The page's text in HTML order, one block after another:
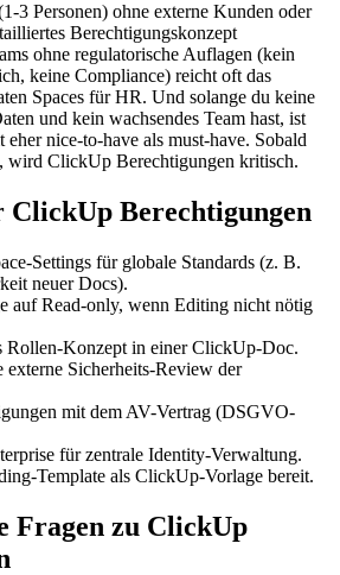
3 Personen) ohne externe Kunden oder
Berechtigungskonzept
ohne regulatorische Auflagen (kein
keine Compliance) reicht oft das
Spaces für HR. Und solange du keine
und kein wachsendes Team hast, ist
nice-to-have als must-have. Sobald
wird ClickUp Berechtigungen kritisch.
Berechtigungen
Settings für globale Standards (z. B.
neuer Docs).
auf Read-only, wenn Editing nicht nötig
Rollen-Konzept in einer ClickUp-Doc.
externe Sicherheits-Review der
mit dem AV-Vertrag (DSGVO-
für zentrale Identity-Verwaltung.
Template als ClickUp-Vorlage bereit.
Fragen zu ClickUp